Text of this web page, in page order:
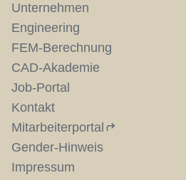
Unternehmen
Engineering
FEM-Berechnung
CAD-Akademie
Job-Portal
Kontakt
Mitarbeiterportal
Gender-Hinweis
Impressum